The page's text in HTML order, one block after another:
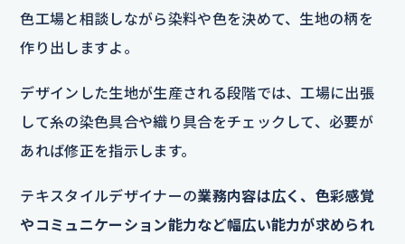
色工場と相談しながら染料や色を決めて、生地の柄を
作り出しますよ。
デザインした生地が生産される段階では、工場に出張
して糸の染色具合や織り具合をチェックして、必要が
あれば修正を指示します。
テキスタイルデザイナーの業務内容は広く、色彩感覚
やコミュニケーション能力など幅広い能力が求められ